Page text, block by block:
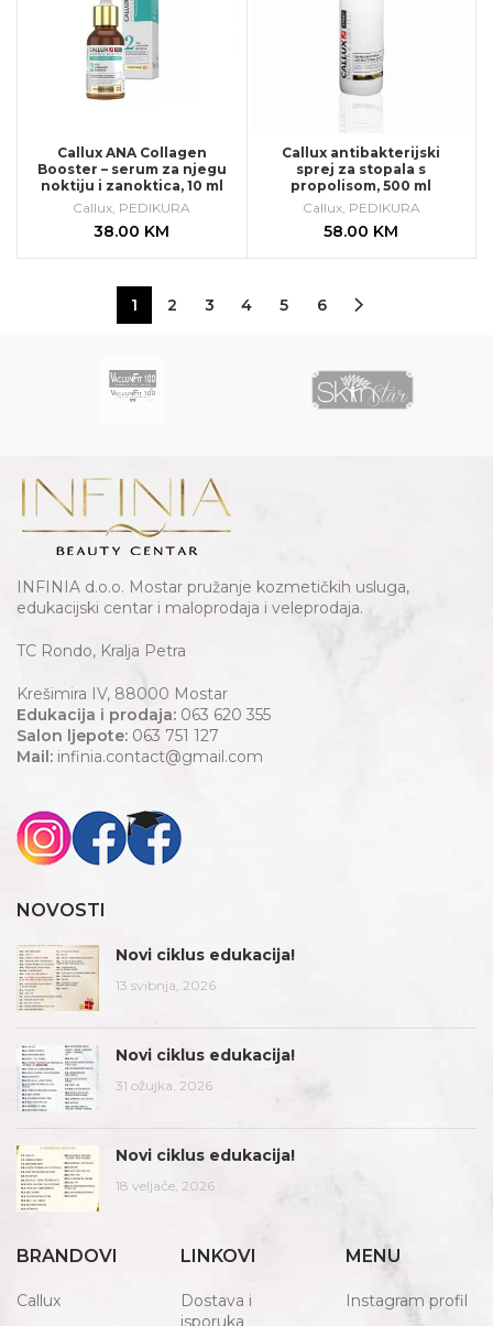
Callux ANA Collagen
Booster – serum za njegu
noktiju i zanoktica, 10 ml
Callux, PEDIKURA
38.00 KM
Callux antibakterijski
sprej za stopala s
propolisom, 500 ml
Callux, PEDIKURA
58.00 KM
1 2 3 4 5 6
INFINIA d.o.o. Mostar pružanje kozmetičkih usluga,
edukacijski centar i maloprodaja i veleprodaja.
TC Rondo, Kralja Petra
Krešimira IV, 88000 Mostar
Edukacija i prodaja: 063 620 355
Salon ljepote: 063 751 127
Mail: infinia.contact@gmail.com
NOVOSTI
Novi ciklus edukacija!
13 svibnja, 2026
Novi ciklus edukacija!
31 ožujka, 2026
Novi ciklus edukacija!
18 veljače, 2026
BRANDOVI
Callux
LINKOVI
Dostava i
isporuka
MENU
Instagram profil